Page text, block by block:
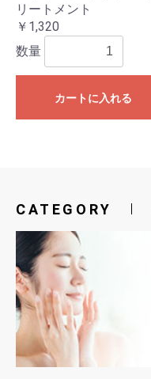
リートメント
￥1,320
数量
カートに入れる
CATEGORY